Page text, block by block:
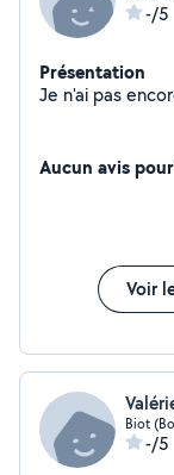
-/5
Présentation
Aucun avis
Voir
Biot
-/5